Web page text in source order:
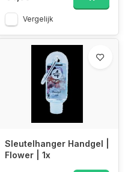
Vergelijk
Sleutelhanger Handgel |
Flower | 1x